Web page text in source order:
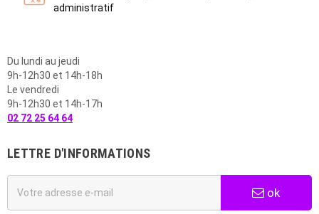
administratif
Du lundi au jeudi
9h-12h30 et 14h-18h
Le vendredi
9h-12h30 et 14h-17h
02 72 25 64 64
LETTRE D'INFORMATIONS
ok